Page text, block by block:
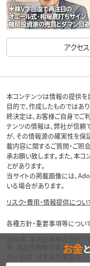
アクセ
本コンテンツは情報の提供を
目的で、作成したものではあ
終決定は、お客様ご自身でご
テンツの情報は、弊社が信頼
が、その情報源の確実性を保
載内容に関するご質問・ご照
承お願い致します。また、本
とがあります。
当サイトの掲載画像には、
いる場合があります。
リスク・費用・情報提供につい
各種方針・重要事項等につい
商号等：楽天証券株式会社
号、商品先物取引業者
加入協会：日本証券業協会
お金と